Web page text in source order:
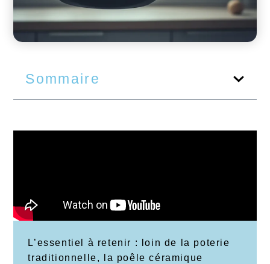
Sommaire
L’essentiel à retenir : loin de la poterie
traditionnelle, la poêle céramique